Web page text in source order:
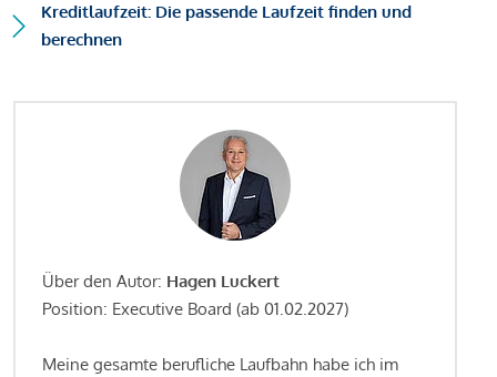
Kreditlaufzeit: Die passende Laufzeit finden und
berechnen
Über den Autor: Hagen Luckert
Position: Executive Board (ab 01.02.2027)
Meine gesamte berufliche Laufbahn habe ich im